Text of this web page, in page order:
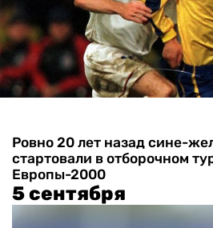
Ровно 20 лет назад сине-
стартовали в отборочном
Европы-2000
5 сентября